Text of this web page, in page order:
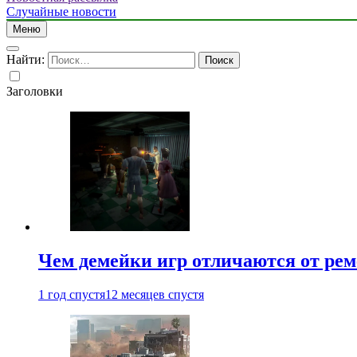
Случайные новости
Меню
Найти:
Заголовки
Чем демейки игр отличаются от
1 год спустя12 месяцев спустя